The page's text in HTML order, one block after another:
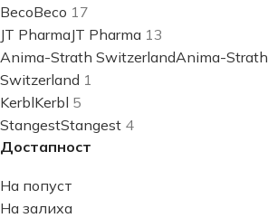
BecoBeco 17
JT PharmaJT Pharma 13
Anima-Strath SwitzerlandAnima-Strath
Switzerland 1
KerblKerbl 5
StangestStangest 4
Достапност
На попуст
На залиха